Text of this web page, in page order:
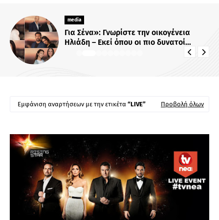
media
Για Σένα»: Γνωρίστε την οικογένεια
Ηλιάδη – Εκεί όπου οι πιο δυνατοί
δεσμοί δοκιμάζονται περισσότερο !
Εμφάνιση αναρτήσεων με την ετικέτα LIVE Προβολή όλων